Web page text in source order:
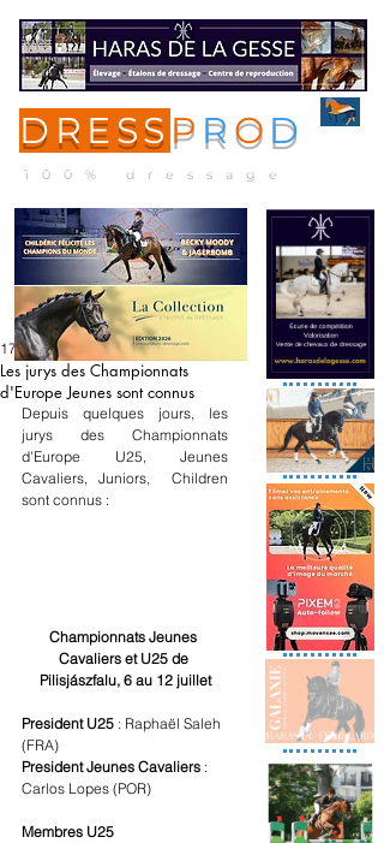
DRESS P R O D
100% dressage
Les jurys des Championnats
d'Europe Jeunes sont connus
17 févr.
Depuis quelques jours, les
jurys des Championnats
d'Europe U25, Jeunes
Cavaliers, Juniors,  Children
sont connus :
Championnats Jeunes
Cavaliers et U25 de
Pilisjászfalu, 6 au 12 juillet
President U25 : Raphaël Saleh
(FRA)
President Jeunes Cavaliers :
Carlos Lopes (POR)
Membres U25